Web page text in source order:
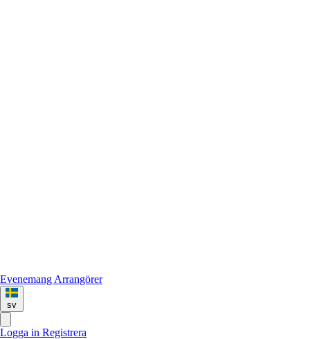
Evenemang Arrangörer
sv
Logga in Registrera